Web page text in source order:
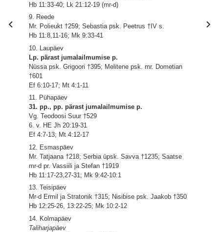
Hb 11:33-40; Lk 21:12-19 (mr-d)
9. Reede
Mr. Polieukt †259; Sebastia psk. Peetrus †IV s.
Hb 11:8,11-16; Mk 9:33-41
10. Laupäev
Lp. pärast jumalailmumise p.
Nüssa psk. Grigoori †395; Melitene psk. mr. Dometian
†601
Ef 6:10-17; Mt 4:1-11
11. Pühapäev
31. pp., pp. pärast jumalailmumise p.
Vg. Teodoosi Suur †529
6. v. HE Jh 20:19-31
Ef 4:7-13; Mt 4:12-17
12. Esmaspäev
Mr. Tatjaana †218; Serbia üpsk. Savva †1235; Saatse
mr-d pr. Vassiili ja Stefan †1919
Hb 11:17-23,27-31; Mk 9:42-10:1
13. Teisipäev
Mr-d Ermil ja Stratonik †315; Nisibise psk. Jaakob †350
Hb 12:25-26, 13:22-25; Mk 10:2-12
14. Kolmapäev
Taliharjapäev